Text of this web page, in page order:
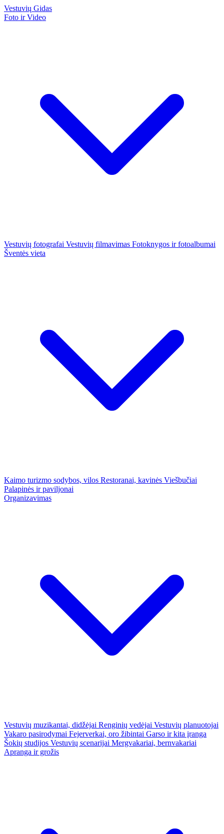
Vestuvių Gidas
Foto ir Video
Vestuvių fotografai Vestuvių filmavimas Fotoknygos ir fotoalbumai
Šventės vieta
Kaimo turizmo sodybos, vilos Restoranai, kavinės Viešbučiai
Palapinės ir paviljonai
Organizavimas
Vestuvių muzikantai, didžėjai Renginių vedėjai Vestuvių planuotojai
Vakaro pasirodymai Fejerverkai, oro žibintai Garso ir kita įranga
Šokių studijos Vestuvių scenarijai Mergvakariai, bernvakariai
Apranga ir grožis